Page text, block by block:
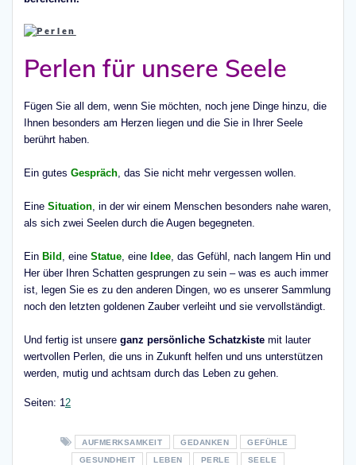
Perlen für unsere Seele
Fügen Sie all dem, wenn Sie möchten, noch jene Dinge hinzu, die
Ihnen besonders am Herzen liegen und die Sie in Ihrer Seele
berührt haben.
Ein gutes Gespräch , das Sie nicht mehr vergessen wollen.
Eine Situation , in der wir einem Menschen besonders nahe waren,
als sich zwei Seelen durch die Augen begegneten.
Ein Bild , eine Statue , eine Idee , das Gefühl, nach langem Hin und
Her über Ihren Schatten gesprungen zu sein – was es auch immer
ist, legen Sie es zu den anderen Dingen, wo es unserer Sammlung
noch den letzten goldenen Zauber verleiht und sie vervollständigt.
Und fertig ist unsere ganz persönliche Schatzkiste mit lauter
wertvollen Perlen, die uns in Zukunft helfen und uns unterstützen
werden, mutig und achtsam durch das Leben zu gehen.
Seiten: Seite
1 ,
Seite
2
AUFMERKSAMKEIT GEDANKEN
GEFÜHLE
GESUNDHEIT
LEBEN PERLE SEELE